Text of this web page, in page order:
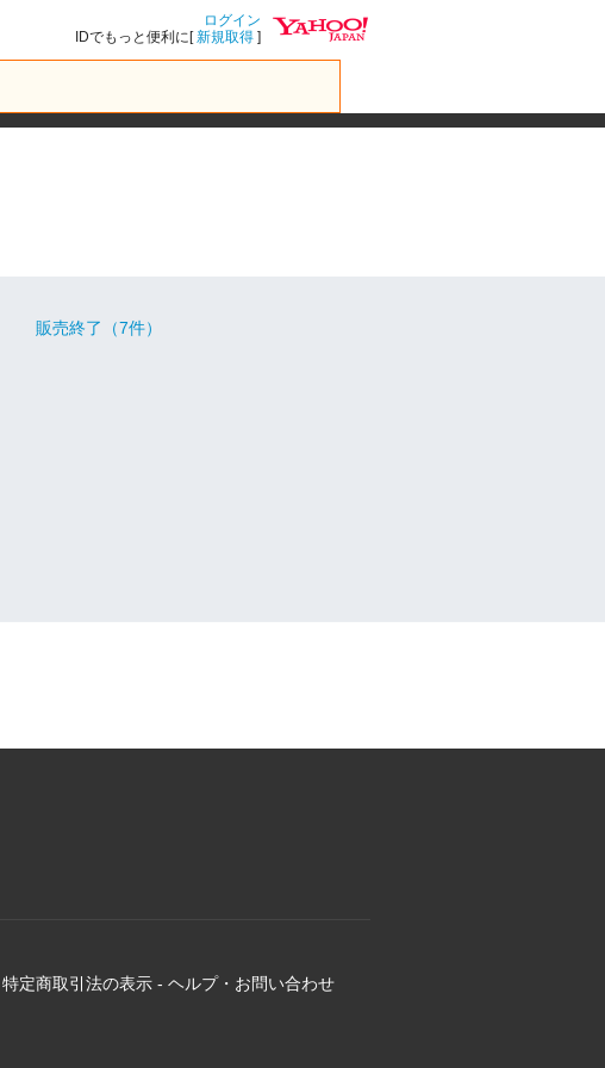
ログイン
IDでもっと便利に[新規取得 ]
販売終了（7件）
特定商取引法の表示 - ヘルプ・お問い合わせ